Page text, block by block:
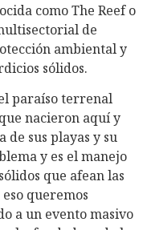
como The Reef o
de
ambiental y
sólidos.
paraíso terrenal
nacieron aquí y
de sus playas y su
y es el manejo
que afean las
queremos
a un evento masivo